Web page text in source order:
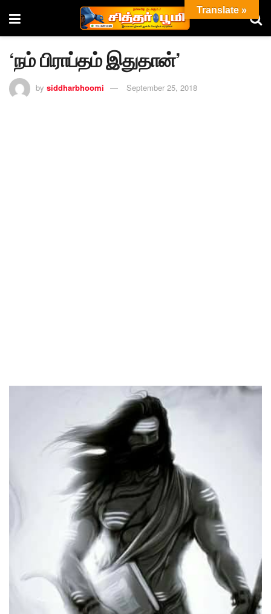
‘நம் பிராப்தம் இதுதான்’
by siddharbhoomi September 25, 2018
Translate »